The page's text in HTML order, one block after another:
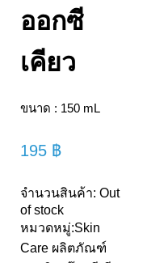
ออกซี
เคียว
ขนาด : 150 mL
195 ฿
จำนวนสินค้า: Out
of stock
หมวดหมู่:Skin
Care ผลิตภัณฑ์